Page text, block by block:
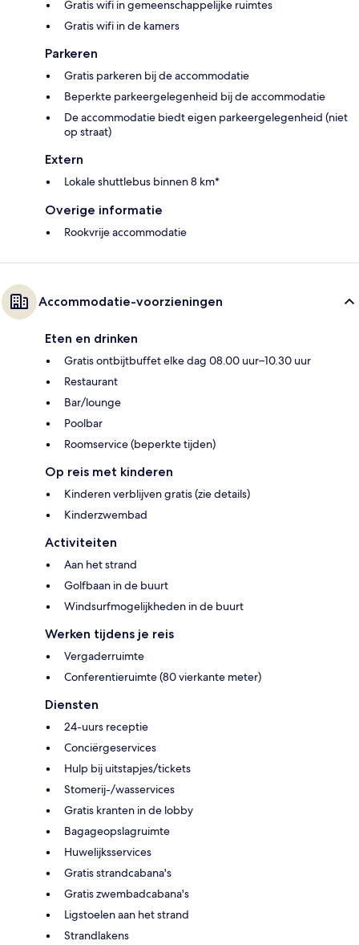
Gratis wifi in gemeenschappelijke ruimtes
Gratis wifi in de kamers
Parkeren
Gratis parkeren bij de accommodatie
Beperkte parkeergelegenheid bij de accommodatie
De accommodatie biedt eigen parkeergelegenheid (niet
op straat)
Extern
Lokale shuttlebus binnen 8 km*
Overige informatie
Rookvrije accommodatie
Accommodatie-voorzieningen
Eten en drinken
Gratis ontbijtbuffet elke dag 08.00 uur–10.30 uur
Restaurant
Bar/lounge
Poolbar
Roomservice (beperkte tijden)
Op reis met kinderen
Kinderen verblijven gratis (zie details)
Kinderzwembad
Activiteiten
Aan het strand
Golfbaan in de buurt
Windsurfmogelijkheden in de buurt
Werken tijdens je reis
Vergaderruimte
Conferentieruimte (80 vierkante meter)
Diensten
24-uurs receptie
Conciërgeservices
Hulp bij uitstapjes/tickets
Stomerij-/wasservices
Gratis kranten in de lobby
Bagageopslagruimte
Huwelijksservices
Gratis strandcabana's
Gratis zwembadcabana's
Ligstoelen aan het strand
Strandlakens